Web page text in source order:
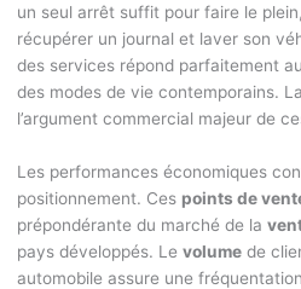
un seul arrêt suffit pour faire le
récupérer un journal et laver son
des services répond parfaitement
des modes de vie contemporains. La
l’argument commercial majeur de
Les performances économiques
positionnement. Ces points de
prépondérante du marché de la
pays développés. Le volumede
automobile assure une